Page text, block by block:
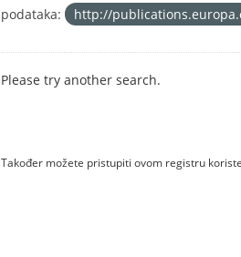
podataka:
http://
Please try another search.
Također možete pristupiti ovom registru